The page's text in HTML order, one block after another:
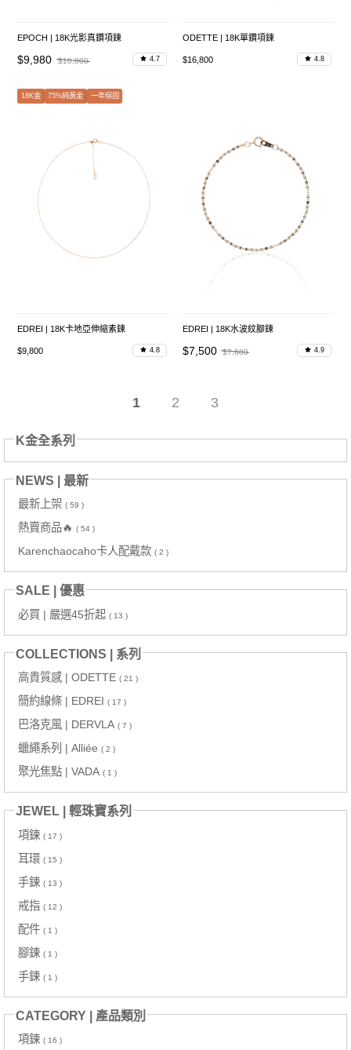
EPOCH | 18K光影真鑽項鍊
$9,980 $10,800 4.7
ODETTE | 18K單鑽項鍊
$16,800 4.8
18K金 75%純黃金 一年保固
EDREI | 18K卡地亞伸縮素鍊
$9,800 4.8
EDREI | 18K水波紋腳鍊
$7,500 $7,680 4.9
1 2 3
K金全系列
NEWS | 最新
最新上架 ( 59 )
熱賣商品🔥 ( 54 )
Karenchaocaho卡人配戴款 ( 2 )
SALE | 優惠
必買 | 嚴選45折起 ( 13 )
COLLECTIONS | 系列
高貴質感 | ODETTE ( 21 )
簡約線條 | EDREI ( 17 )
巴洛克風 | DERVLA ( 7 )
蠟繩系列 | Alliée ( 2 )
聚光焦點 | VADA ( 1 )
JEWEL | 輕珠寶系列
項鍊 ( 17 )
耳環 ( 15 )
手鍊 ( 13 )
戒指 ( 12 )
配件 ( 1 )
腳鍊 ( 1 )
手鍊 ( 1 )
CATEGORY | 產品類別
項鍊 ( 16 )